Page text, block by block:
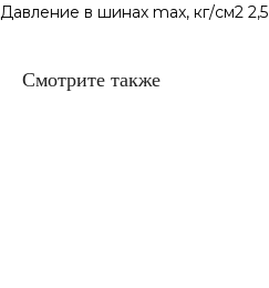
Давление в шинах max, кг/см2 2,5
Смотрите также